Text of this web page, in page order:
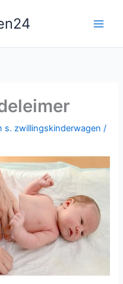
s. zwillingskinderwagen/